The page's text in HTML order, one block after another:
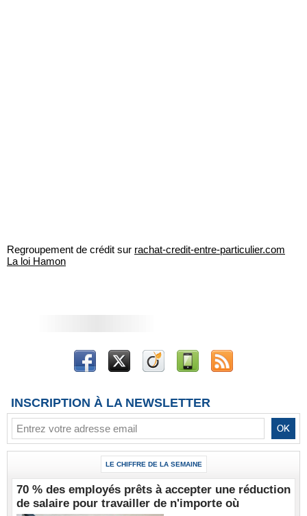
Regroupement de crédit sur rachat-credit-entre-particulier.com
La loi Hamon
INSCRIPTION À LA NEWSLETTER
LE CHIFFRE DE LA SEMAINE
70 % des employés prêts à accepter une réduction
de salaire pour travailler de n'importe où